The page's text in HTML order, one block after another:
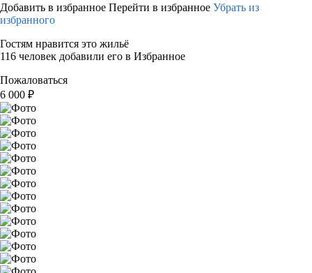
Добавить в избранное Перейти в избранное Убрать из
избранного
Гостям нравится это жильё
116 человек добавили его в Избранное
Пожаловаться
6 000 ₽